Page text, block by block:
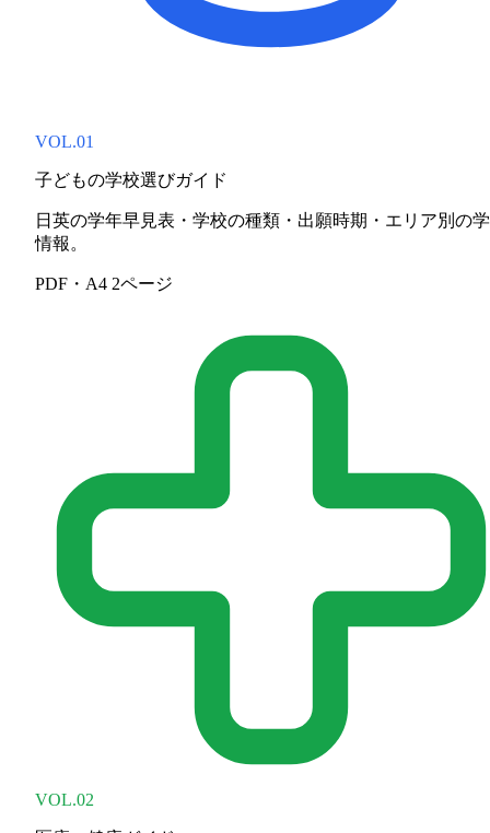
VOL.01
子どもの学校選びガイド
日英の学年早見表・学校の種類・出願時期・エリア別の
情報。
PDF・A4 2ページ
VOL.02